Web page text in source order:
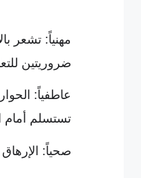
مهنياً: تشعر
ضروريتين
عاطفياً:
تستسلم
صحياً: